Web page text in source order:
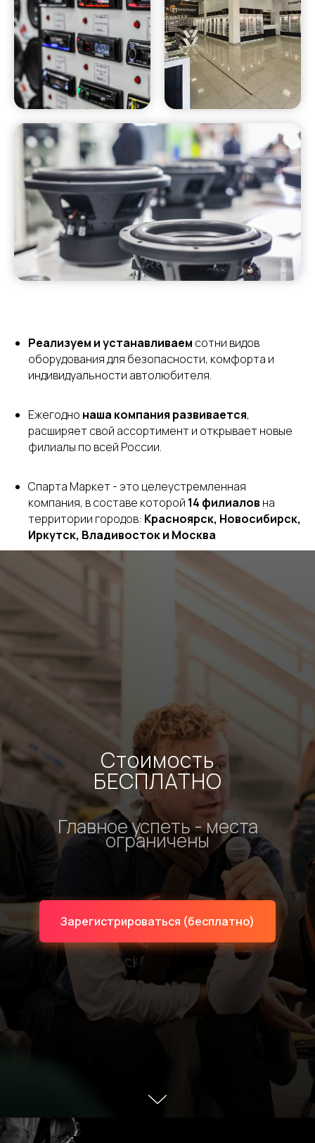
Реализуем и устанавливаем сотни видов
оборудования для безопасности, комфорта и
индивидуальности автолюбителя.
Ежегодно наша компания развивается,
расширяет свой ассортимент и открывает новые
филиалы по всей России.
Спарта Маркет - это целеустремленная
компания, в составе которой 14 филиалов на
территории городов: Красноярск, Новосибирск,
Иркутск, Владивосток и Москва
Стоимость
БЕСПЛАТНО
Главное успеть - места
ограничены
Зарегистрироваться (бесплатно)